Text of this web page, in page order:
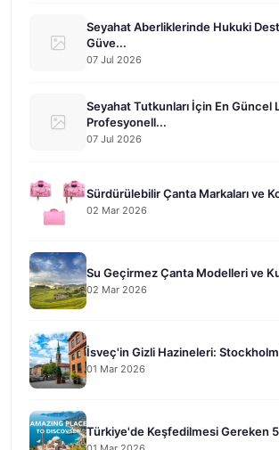
Seyahat Aberliklerinde Hukuki
Güve...
07 Jul 2026
Seyahat Tutkunları İçin En Güncel
Profesyonell...
07 Jul 2026
Sürdürülebilir Çanta Markaları ve
02 Mar 2026
Su Geçirmez Çanta Modelleri ve
02 Mar 2026
İsveç'in Gizli Hazineleri:
01 Mar 2026
Türkiye'de Keşfedilmesi Gereken